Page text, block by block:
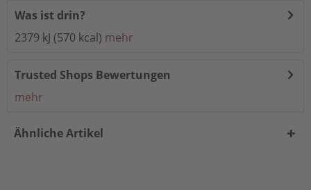
Was ist drin?
2379 kJ (570 kcal) mehr
Trusted Shops Bewertungen
mehr
Ähnliche Artikel